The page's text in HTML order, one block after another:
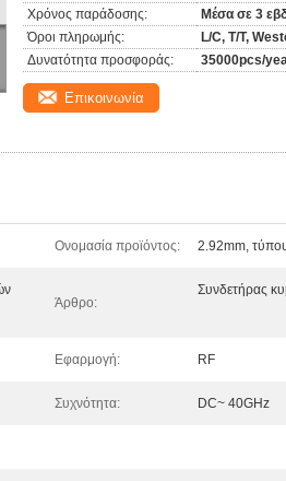
Χρόνος παράδοσης:
Μέσα σε 3
Όροι πληρωμής:
L/C, T/T,
Δυνατότητα προσφοράς:
35000pcs/
Επικοινωνία
Ονομασία προϊόντος: 2.92mm,
Άρθρο:
Συνδετήρας
Εφαρμογή: RF
Συχνότητα: DC~ 40GHz